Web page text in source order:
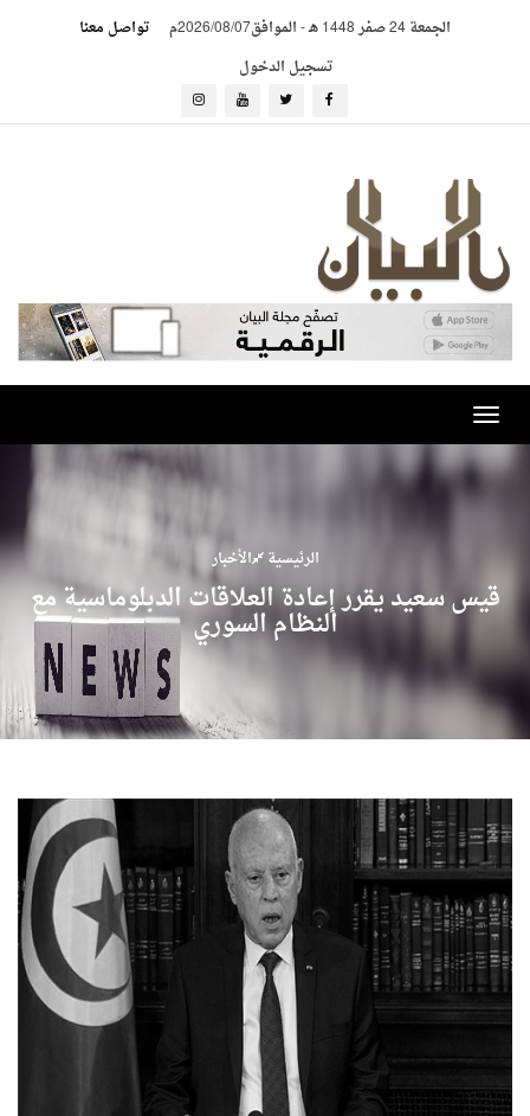
الجمعة 24 صفر 1448 هـ -الموافق2026/08/07م
تواصل معنا
تسجيل الدخول
Toggle
navigation
الرئيسية الأخبار
قيس سعيد يقرر إعادة العلاقات الدبلوماسية مع
النظام السوري